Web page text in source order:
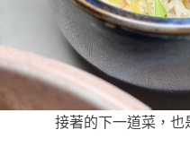
接著的下一道菜，也